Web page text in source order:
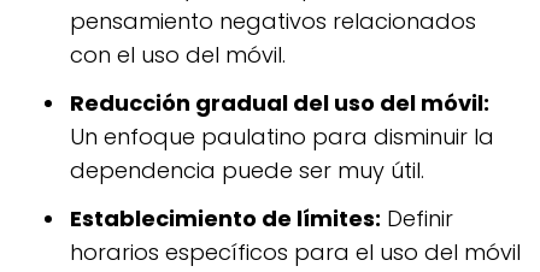
pensamiento negativos relacionados
con el uso del móvil.
Reducción gradual del uso del móvil:
Un enfoque paulatino para disminuir la
dependencia puede ser muy útil.
Establecimiento de límites: Definir
horarios específicos para el uso del móvil